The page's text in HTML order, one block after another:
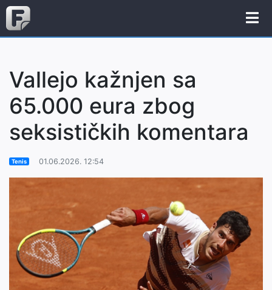
Vallejo kažnjen sa
65.000 eura zbog
seksističkih komentara
Tenis 01.06.2026. 12:54